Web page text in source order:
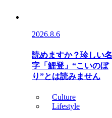
2026.8.6
読めますか？珍しい名
字「鯉登」“こいのぼ
り”とは読みません
Culture
Lifestyle